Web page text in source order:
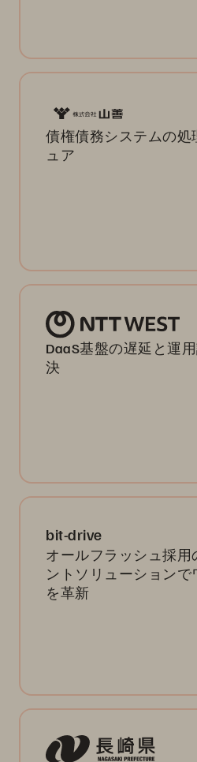
債権債務システムの処
ュア
DaaS基盤の遅延と運
決
bit-drive
オールフラッシュ採用
ントソリューション
を革新